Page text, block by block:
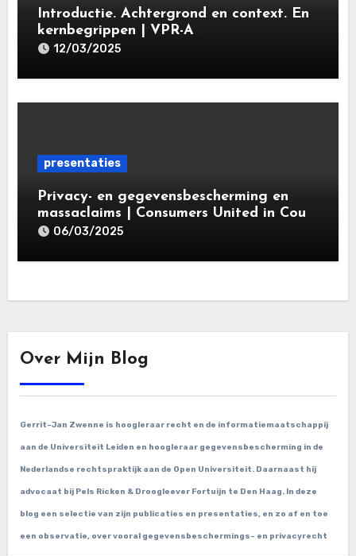
Introductie. Achtergrond en context. En
kernbegrippen | VPR-A
specialisatieopleiding Privacy- en
Leiden Law Academy 18 maart 2025
12/03/2025
presentaties
Privacy- en gegevensbescherming en
massaclaims | Consumers United in Court
(‘CUIC’) | Volkshotel A’dam 6 maart
06/03/2025
Over Mijn Blog
Gerrit-Jan Zwenne is hoogleraar recht en de informatiemaatschappij
aan de Universiteit Leiden en hoogleraar gegevensbescherming in de
Nederlandse rechtspraktijk aan de Open Universiteit. Daarnaast hij
advocaat bij Pels Ricken & Droogleever Fortuijn te Den Haag. In deze
blog een selectie van zijn publicaties en presentaties, en zo af en toe
een observatie, over vooral gegevensbeschermings- en privacyrecht